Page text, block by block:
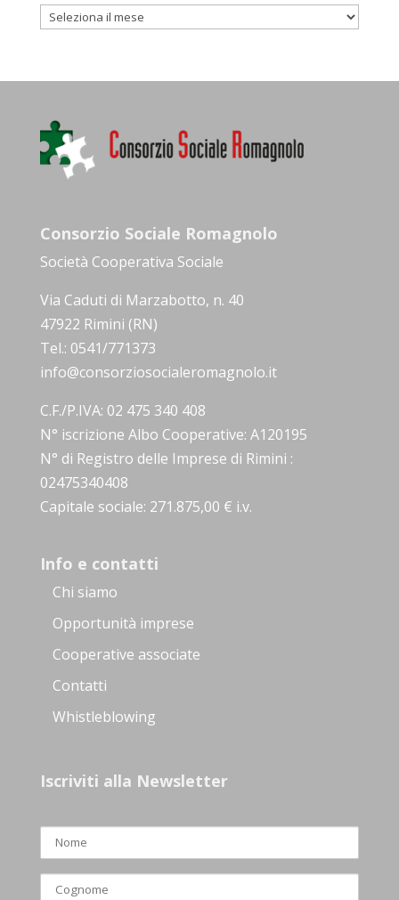
Archivio
Consorzio Sociale Romagnolo
Società Cooperativa Sociale
Via Caduti di Marzabotto, n. 40
47922 Rimini (RN)
Tel.: 0541/771373
info@consorziosocialeromagnolo.it
C.F./P.IVA: 02 475 340 408
N° iscrizione Albo Cooperative: A120195
N° di Registro delle Imprese di Rimini :
02475340408
Capitale sociale: 271.875,00 € i.v.
Info e contatti
Chi siamo
Opportunità imprese
Cooperative associate
Contatti
Whistleblowing
Iscriviti alla Newsletter